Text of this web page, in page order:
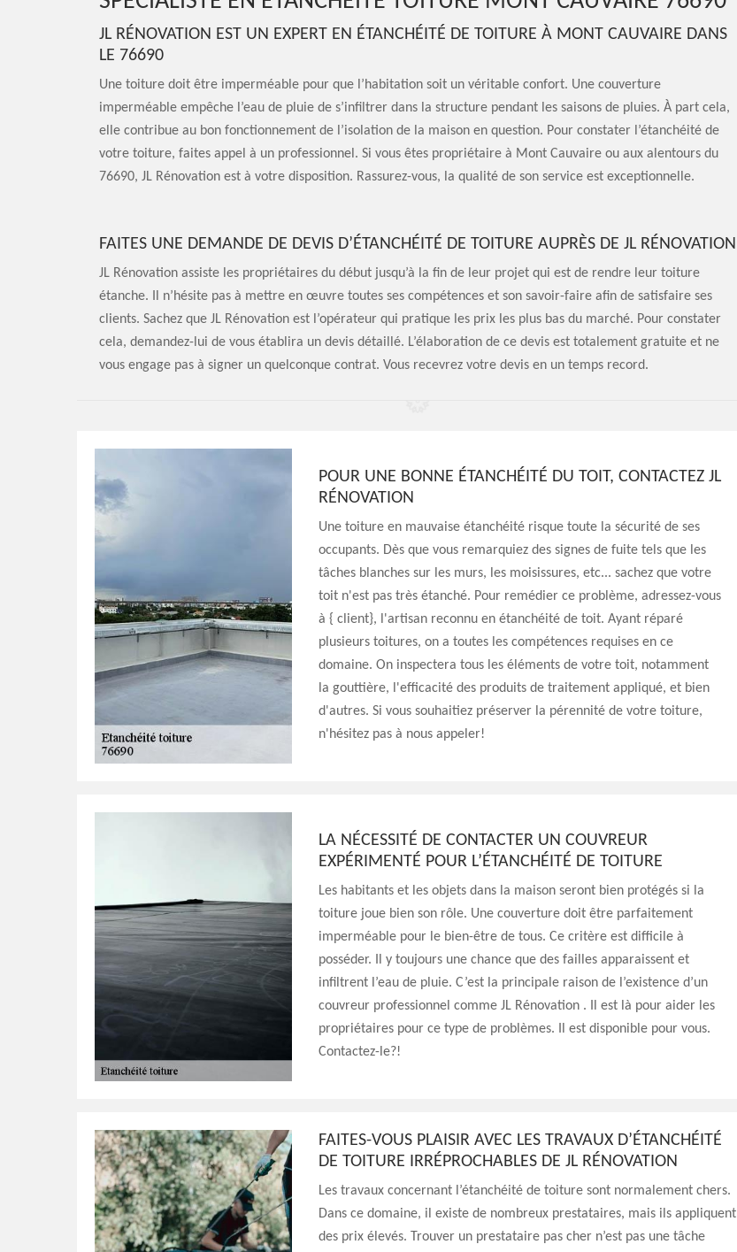
JL RÉNOVATION EST UN EXPERT EN ÉTANCHÉITÉ DE TOITURE À MONT CAUVAIRE DANS
LE 76690
Une toiture doit être imperméable pour que l’habitation soit un véritable confort. Une couverture
imperméable empêche l’eau de pluie de s’infiltrer dans la structure pendant les saisons de pluies. À part cela,
elle contribue au bon fonctionnement de l’isolation de la maison en question. Pour constater l’étanchéité de
votre toiture, faites appel à un professionnel. Si vous êtes propriétaire à Mont Cauvaire ou aux alentours du
76690, JL Rénovation est à votre disposition. Rassurez-vous, la qualité de son service est exceptionnelle.
FAITES UNE DEMANDE DE DEVIS D’ÉTANCHÉITÉ DE TOITURE AUPRÈS DE JL RÉNOVATION
JL Rénovation assiste les propriétaires du début jusqu’à la fin de leur projet qui est de rendre leur toiture
étanche. Il n’hésite pas à mettre en œuvre toutes ses compétences et son savoir-faire afin de satisfaire ses
clients. Sachez que JL Rénovation est l’opérateur qui pratique les prix les plus bas du marché. Pour constater
cela, demandez-lui de vous établira un devis détaillé. L’élaboration de ce devis est totalement gratuite et ne
vous engage pas à signer un quelconque contrat. Vous recevrez votre devis en un temps record.
POUR UNE BONNE ÉTANCHÉITÉ DU TOIT, CONTACTEZ JL
RÉNOVATION
Une toiture en mauvaise étanchéité risque toute la sécurité de ses
occupants. Dès que vous remarquiez des signes de fuite tels que les
tâches blanches sur les murs, les moisissures, etc... sachez que votre
toit n'est pas très étanché. Pour remédier ce problème, adressez-vous
à { client}, l'artisan reconnu en étanchéité de toit. Ayant réparé
plusieurs toitures, on a toutes les compétences requises en ce
domaine. On inspectera tous les éléments de votre toit, notamment
la gouttière, l'efficacité des produits de traitement appliqué, et bien
d'autres. Si vous souhaitiez préserver la pérennité de votre toiture,
n'hésitez pas à nous appeler!
LA NÉCESSITÉ DE CONTACTER UN COUVREUR
EXPÉRIMENTÉ POUR L’ÉTANCHÉITÉ DE TOITURE
Les habitants et les objets dans la maison seront bien protégés si la
toiture joue bien son rôle. Une couverture doit être parfaitement
imperméable pour le bien-être de tous. Ce critère est difficile à
posséder. Il y toujours une chance que des failles apparaissent et
infiltrent l’eau de pluie. C’est la principale raison de l’existence d’un
couvreur professionnel comme JL Rénovation . Il est là pour aider les
propriétaires pour ce type de problèmes. Il est disponible pour vous.
Contactez-le?!
FAITES-VOUS PLAISIR AVEC LES TRAVAUX D’ÉTANCHÉITÉ
DE TOITURE IRRÉPROCHABLES DE JL RÉNOVATION
Les travaux concernant l’étanchéité de toiture sont normalement chers.
Dans ce domaine, il existe de nombreux prestataires, mais ils appliquent
des prix élevés. Trouver un prestataire pas cher n’est pas une tâche